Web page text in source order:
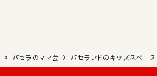
パセラのママ会 パセランドのキッズスペー